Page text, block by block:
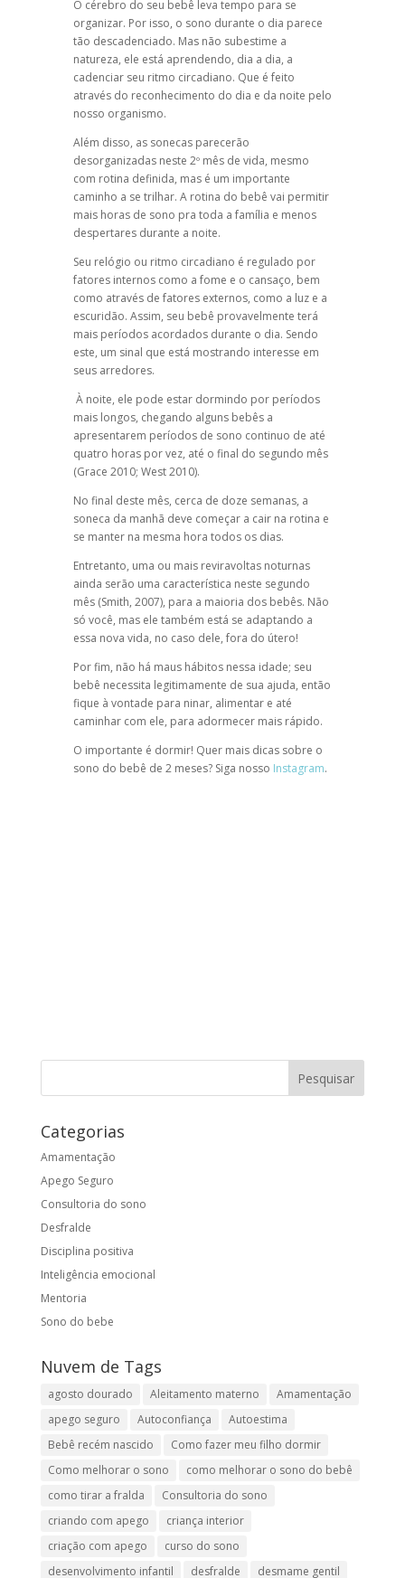
O cérebro do seu bebê leva tempo para se
organizar. Por isso, o sono durante o dia parece
tão descadenciado. Mas não subestime a
natureza, ele está aprendendo, dia a dia, a
cadenciar seu ritmo circadiano. Que é feito
através do reconhecimento do dia e da noite pelo
nosso organismo.
Além disso, as sonecas parecerão
desorganizadas neste 2º mês de vida, mesmo
com rotina definida, mas é um importante
caminho a se trilhar. A rotina do bebê vai permitir
mais horas de sono pra toda a família e menos
despertares durante a noite.
Seu relógio ou ritmo circadiano é regulado por
fatores internos como a fome e o cansaço, bem
como através de fatores externos, como a luz e a
escuridão. Assim, seu bebê provavelmente terá
mais períodos acordados durante o dia. Sendo
este, um sinal que está mostrando interesse em
seus arredores.
À noite, ele pode estar dormindo por períodos
mais longos, chegando alguns bebês a
apresentarem períodos de sono continuo de até
quatro horas por vez, até o final do segundo mês
(Grace 2010; West 2010).
No final deste mês, cerca de doze semanas, a
soneca da manhã deve começar a cair na rotina e
se manter na mesma hora todos os dias.
Entretanto, uma ou mais reviravoltas noturnas
ainda serão uma característica neste segundo
mês (Smith, 2007), para a maioria dos bebês. Não
só você, mas ele também está se adaptando a
essa nova vida, no caso dele, fora do útero!
Por fim, não há maus hábitos nessa idade; seu
bebê necessita legitimamente de sua ajuda, então
fique à vontade para ninar, alimentar e até
caminhar com ele, para adormecer mais rápido.
O importante é dormir! Quer mais dicas sobre o
sono do bebê de 2 meses? Siga nosso Instagram.
Categorias
Amamentação
Apego Seguro
Consultoria do sono
Desfralde
Disciplina positiva
Inteligência emocional
Mentoria
Sono do bebe
Nuvem de Tags
agosto dourado Aleitamento materno
Amamentação
apego seguro
Autoconfiança
Autoestima
Bebê recém nascido
Como fazer meu filho dormir
Como melhorar o sono
como melhorar o sono do bebê
como tirar a fralda
Consultoria do sono
criando com apego
criança interior
criação com apego
curso do sono
desenvolvimento infantil
desfralde desmame gentil